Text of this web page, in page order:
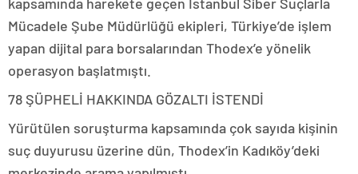
Mücadele Şube Müdürlüğü ekipleri, Türkiye’de işlem
yapan dijital para borsalarından Thodex’e yönelik
operasyon başlatmıştı.
78 ŞÜPHELİ HAKKINDA GÖZALTI İSTENDİ
Yürütülen soruşturma kapsamında çok sayıda kişinin
suç duyurusu üzerine dün, Thodex’in Kadıköy’deki